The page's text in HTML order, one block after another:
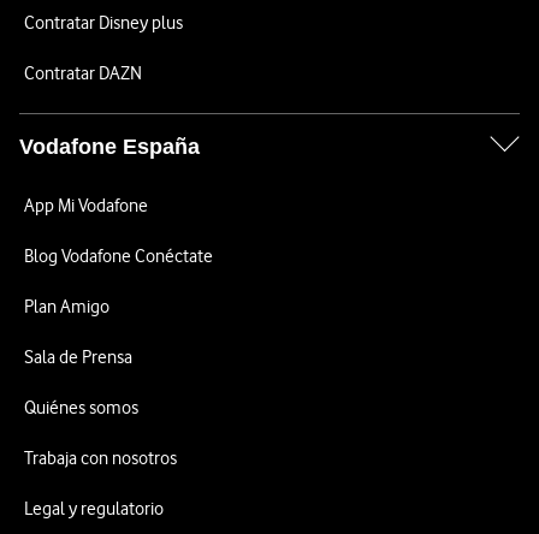
Contratar Disney plus
Contratar DAZN
Vodafone España
App Mi Vodafone
Blog Vodafone Conéctate
Plan Amigo
Sala de Prensa
Quiénes somos
Trabaja con nosotros
Legal y regulatorio